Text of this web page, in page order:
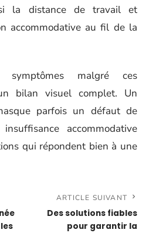
la distance de travail et
accommodative au fil de la
malgré ces
bilan visuel complet. Un
parfois un défaut de
accommodative
qui répondent bien à une
ARTICLE SUIVANT
Des solutions fiables
pour garantir la